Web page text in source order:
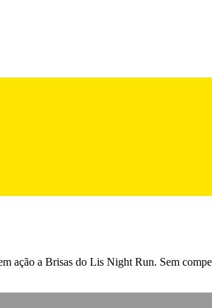
ação a Brisas do Lis Night Run. Sem